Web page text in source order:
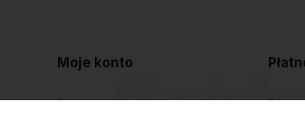
Moje konto
Twoje zamówienia
Formy